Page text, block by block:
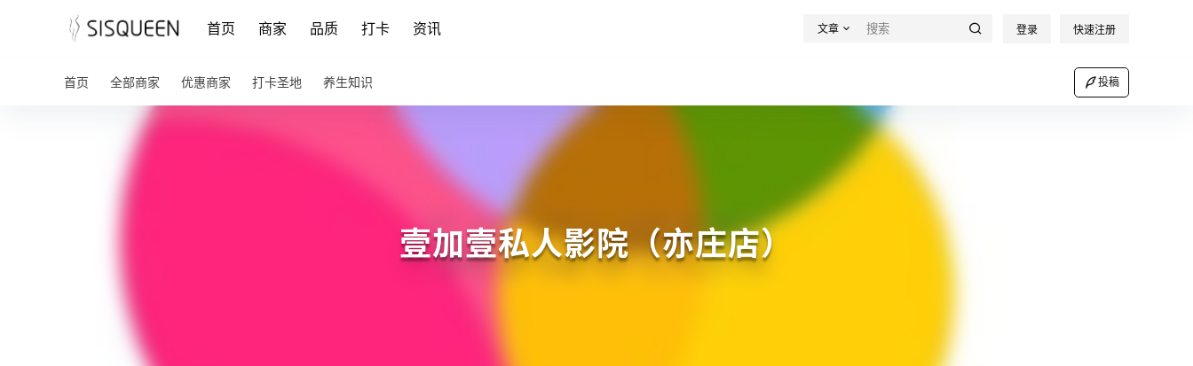
首页 商家 品质 打卡 资讯 文章 登录 快速注册
首页 全部商家 优惠商家 打卡圣地 养生知识 投稿
壹加壹私人影院（亦庄店）